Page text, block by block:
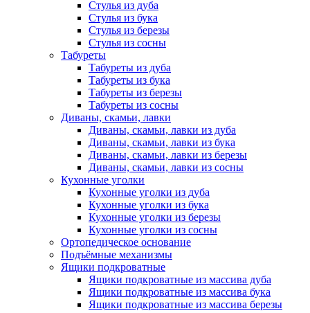
Стулья из дуба
Стулья из бука
Стулья из березы
Стулья из сосны
Табуреты
Табуреты из дуба
Табуреты из бука
Табуреты из березы
Табуреты из сосны
Диваны, скамьи, лавки
Диваны, скамьи, лавки из дуба
Диваны, скамьи, лавки из бука
Диваны, скамьи, лавки из березы
Диваны, скамьи, лавки из сосны
Кухонные уголки
Кухонные уголки из дуба
Кухонные уголки из бука
Кухонные уголки из березы
Кухонные уголки из сосны
Ортопедическое основание
Подъёмные механизмы
Ящики подкроватные
Ящики подкроватные из массива дуба
Ящики подкроватные из массива бука
Ящики подкроватные из массива березы